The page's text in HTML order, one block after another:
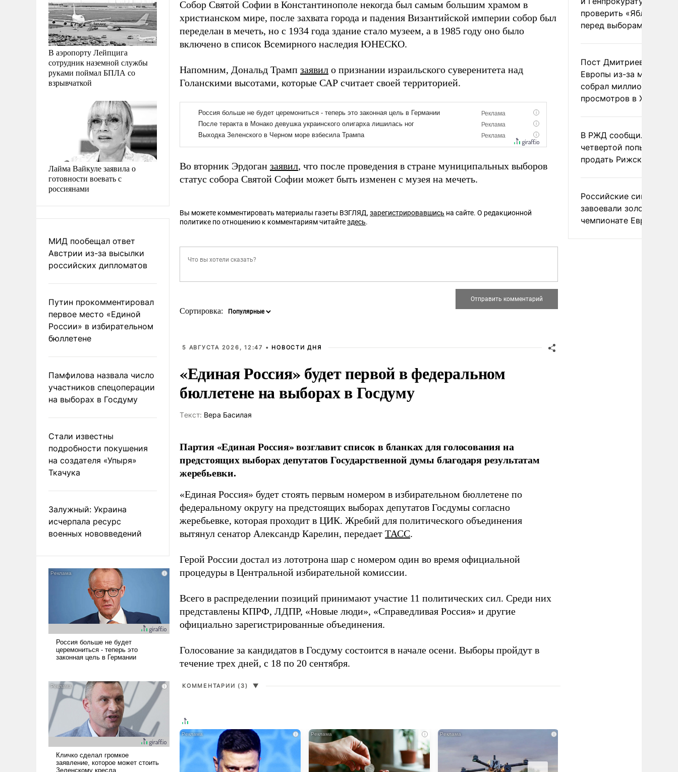
В аэропорту Лейпцига
сотрудник наземной службы
руками поймал БПЛА со
взрывчаткой
Лайма Вайкуле заявила о
готовности воевать с
россиянами
МИД пообещал ответ
Австрии из-за высылки
российских дипломатов
Путин прокомментировал
первое место «Единой
России» в избирательном
бюллетене
Памфилова назвала число
участников спецоперации
на выборах в Госдуму
Стали известны
подробности покушения
на создателя «Упыря»
Ткачука
Залужный: Украина
исчерпала ресурс
военных нововведений
Собор Святой Софии в Константинополе некогда был самым большим храмом в
христианском мире, после захвата города и падения Византийской империи собор был
переделан в мечеть, но с 1934 года здание стало музеем, а в 1985 году оно было
включено в список Всемирного наследия ЮНЕСКО.
Напомним, Дональд Трамп заявил о признании израильского суверенитета над
Голанскими высотами, которые САР считает своей территорией.
Во вторник Эрдоган заявил, что после проведения в стране муниципальных выборов
статус собора Святой Софии может быть изменен с музея на мечеть.
Вы можете комментировать материалы газеты ВЗГЛЯД, зарегистрировавшись на сайте. О редакционной
политике по отношению к комментариям читайтездесь.
Сортировка:
5 АВГУСТА 2026, 12:47 • НОВОСТИ ДНЯ
«Единая Россия» будет первой в федеральном
бюллетене на выборах в Госдуму
Tекст: Вера Басилая
Партия «Единая Россия» возглавит список в бланках для голосования на
предстоящих выборах депутатов Государственной думы благодаря результатам
жеребьевки.
«Единая Россия» будет стоять первым номером в избирательном бюллетене по
федеральному округу на предстоящих выборах депутатов Госдумы согласно
жеребьевке, которая проходит в ЦИК. Жребий для политического объединения
вытянул сенатор Александр Карелин, передает ТАСС.
Герой России достал из лототрона шар с номером один во время официальной
процедуры в Центральной избирательной комиссии.
Всего в распределении позиций принимают участие 11 политических сил. Среди них
представлены КПРФ, ЛДПР, «Новые люди», «Справедливая Россия» и другие
официально зарегистрированные объединения.
Голосование за кандидатов в Госдуму состоится в начале осени. Выборы пройдут в
течение трех дней, с 18 по 20 сентября.
КОММЕНТАРИИ (3) ▼
i i i
проверить «Яблоко»
перед выборами
Пост Дмитриева о
Европы из-за
собрал миллион
просмотров в X
В РЖД сообщили о
четвертой попытке
продать Рижский
Российские
завоевали золото на
чемпионате Европы